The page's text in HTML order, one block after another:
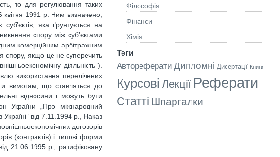
то для регулювання таких
квітня 1991 р. Ним визначено,
суб’єктів, яка ґрунтується на
спору між суб’єктами
комерційним арбітражним
спору, якщо це не суперечить
діяльність”).
використання перелічених
вимогам, що ставляться до
відносини і можуть бути
України „Про міжнародний
від 7.11.1994 р., Наказ
договорів
(контрактів) і типові форми
21.06.1995 р., ратифіковану
Філософія
Фінанси
Хімія
Теги
Автореферати Дипломні Дисертації Книги
Курсові Лекції Реферати
Статті Шпаргалки